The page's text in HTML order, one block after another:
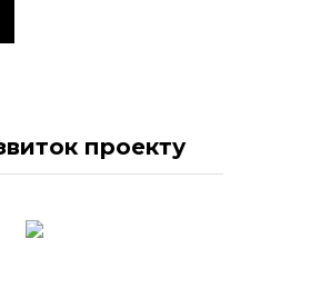
проекту